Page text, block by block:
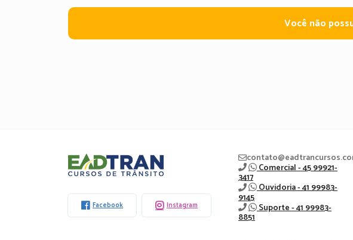
Você não
Eadtran
-
Facebook Instagram
Comercial - 45 99921-
3417
Ouvidoria - 41 99983-
9145
Suporte - 41 99983-
8851